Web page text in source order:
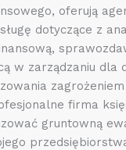
oferują
dotyczące z
w zarządzaniu dla
firma
gruntowną